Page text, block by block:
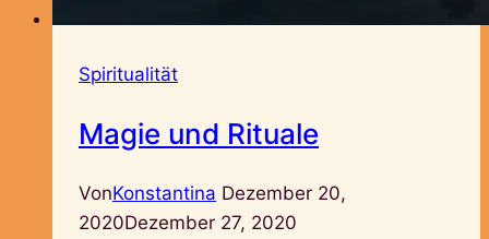
Spiritualität
Magie und Rituale
VonKonstantina Dezember 20,
2020Dezember 27, 2020